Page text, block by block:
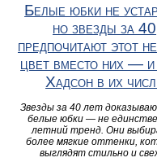
Белые юбки не
но звезды за 40
предпочитают этот
цвет вместо них — и
Хадсон в их
Звезды за 40 лет
белые юбки — не
летний тренд. Они
более мягкие оттенки,
выглядят стильно и